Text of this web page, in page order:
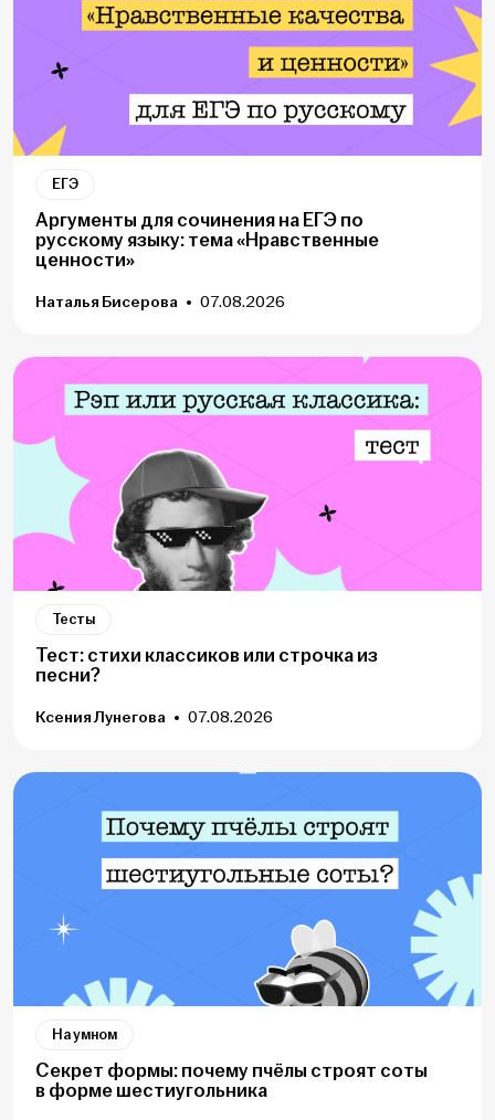
ЕГЭ
Аргументы для сочинения на ЕГЭ по
русскому языку: тема «Нравственные
ценности»
Наталья Бисерова 07.08.2026
Тесты
Тест: стихи классиков или строчка из
песни?
Ксения Лунегова 07.08.2026
На умном
Секрет формы: почему пчёлы строят соты
в форме шестиугольника